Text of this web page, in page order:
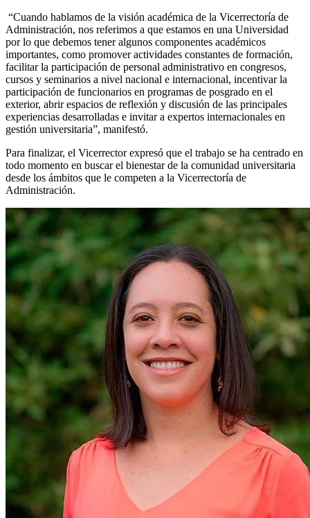
“Cuando hablamos de la visión académica de la Vicerrectoría de
Administración, nos referimos a que estamos en una Universidad
por lo que debemos tener algunos componentes académicos
importantes, como promover actividades constantes de formación,
facilitar la participación de personal administrativo en congresos,
cursos y seminarios a nivel nacional e internacional, incentivar la
participación de funcionarios en programas de posgrado en el
exterior, abrir espacios de reflexión y discusión de las principales
experiencias desarrolladas e invitar a expertos internacionales en
gestión universitaria”, manifestó.
Para finalizar, el Vicerrector expresó que el trabajo se ha centrado en
todo momento en buscar el bienestar de la comunidad universitaria
desde los ámbitos que le competen a la Vicerrectoría de
Administración.